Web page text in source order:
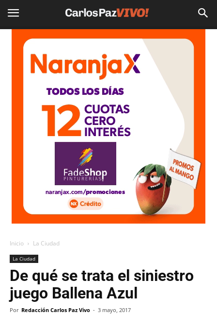
Inicio La Ciudad
La Ciudad
De qué se trata el siniestro
juego Ballena Azul
Por Redacción Carlos Paz Vivo - 3 mayo, 2017